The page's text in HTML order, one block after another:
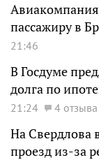
Авиакомпания
пассажиру в
21:46
В Госдуме
долга по
21:24 4 отзыва
На Свердлова
проезд из-за